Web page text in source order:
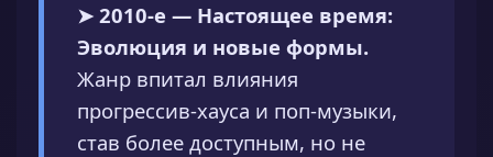
➤ 2010-е — Настоящее время:
Эволюция и новые формы.
Жанр впитал влияния
прогрессив-хауса и поп-музыки,
став более доступным, но не